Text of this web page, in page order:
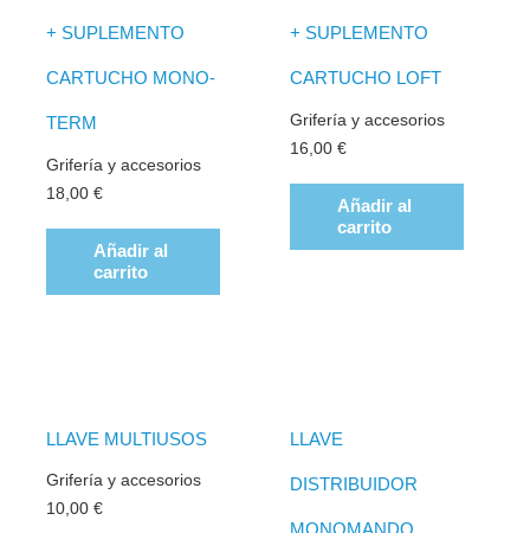
+ SUPLEMENTO
CARTUCHO MONO-
TERM
Grifería y accesorios
18,00€
Añadir al
carrito
+ SUPLEMENTO
CARTUCHO LOFT
Grifería y accesorios
16,00 €
Añadir al
carrito
LLAVE MULTIUSOS
Grifería y accesorios
10,00€
LLAVE
DISTRIBUIDOR
MONOMANDO